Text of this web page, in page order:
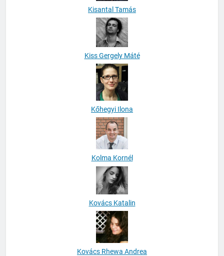
Kisantal Tamás
Kiss Gergely Máté
Kőhegyi Ilona
Kolma Kornél
Kovács Katalin